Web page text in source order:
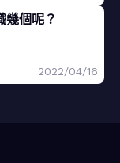
幾個呢？
2022/04/16